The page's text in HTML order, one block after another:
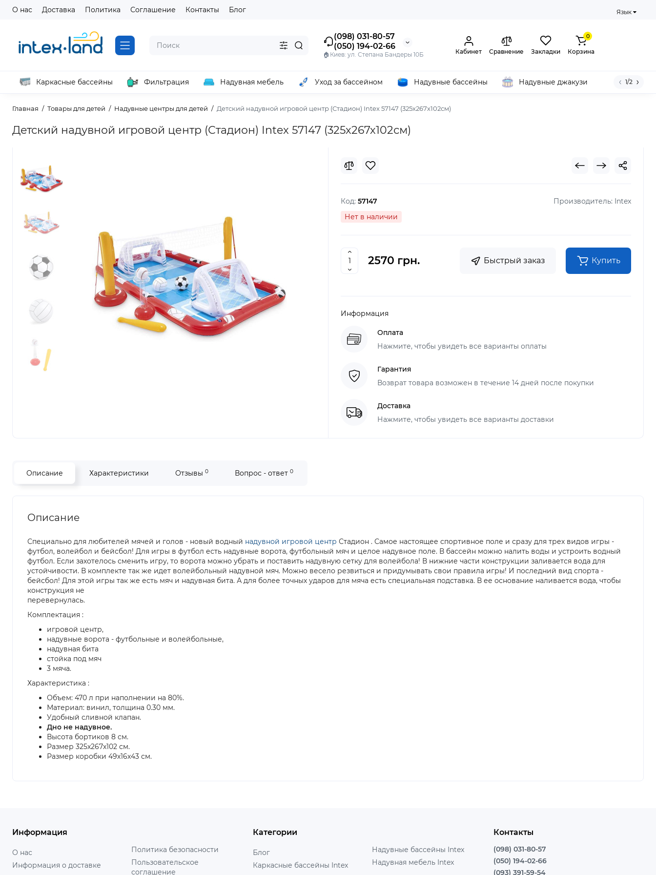
О нас Доставка Политика Соглашение Контакты Блог Язык
(098) 031-80-57
(050) 194-02-66
🏠Киев: ул. Степана Бандеры 10Б Кабинет Сравнение Закладки
0
Корзина
Каркасные бассейны Фильтрация Надувная мебель Уход за бассейном Надувные бассейны Надувные джакузи 1/2
Главная Товары для детей Надувные центры для детей Детский надувной игровой центр (Стадион) Intex 57147 (325х267х102см)
Детский надувной игровой центр (Стадион) Intex 57147 (325х267х102см)
Код: 57147 Производитель: Intex
Нет в наличии
2570 грн. Быстрый заказ Купить
Информация
Оплата
Нажмите, чтобы увидеть все варианты оплаты
Гарантия
Возврат товара возможен в течение 14 дней после покупки
Доставка
Нажмите, чтобы увидеть все варианты доставки
Описание Характеристики Отзывы 0 Вопрос - ответ 0
Описание
Специально для любителей мячей и голов - новый водный надувной игровой центр Стадион . Самое настоящее спортивное поле и сразу для трех видов игры -
футбол, волейбол и бейсбол! Для игры в футбол есть надувные ворота, футбольный мяч и целое надувное поле. В бассейн можно налить воды и устроить водный
футбол. Если захотелось сменить игру, то ворота можно убрать и поставить надувную сетку для волейбола! В нижние части конструкции заливается вода для
устойчивости. В комплекте так же идет волейбольный надувной мяч. Можно весело резвиться и придумывать свои правила игры! И последний вид спорта -
бейсбол! Для этой игры так же есть мяч и надувная бита. А для более точных ударов для мяча есть специальная подставка. В ее основание наливается вода, чтобы
конструкция не
перевернулась.
Комплектация :
игровой центр,
надувные ворота - футбольные и волейбольные,
надувная бита
стойка под мяч
3 мяча.
Характеристика :
Объем: 470 л при наполнении на 80%.
Материал: винил, толщина 0.30 мм.
Удобный сливной клапан.
Дно не надувное.
Высота бортиков 8 см.
Размер 325х267х102 см.
Размер коробки 49х16х43 см.
Информация
О нас
Информация о доставке
Политика безопасности
Пользовательское
соглашение
Категории
Блог
Каркасные бассейны Intex
Надувные бассейны Intex
Надувная мебель Intex
Контакты
(098) 031-80-57
(050) 194-02-66
(093) 391-59-54